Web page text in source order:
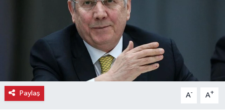
Paylaş A- A+
Gurme
Haber
İlçe Haberleri